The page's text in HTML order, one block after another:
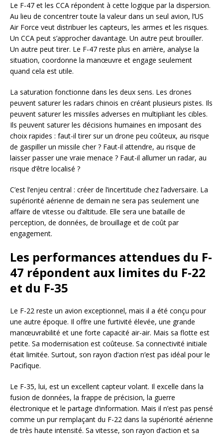
Le F-47 et les CCA répondent à cette logique par la dispersion.
Au lieu de concentrer toute la valeur dans un seul avion, l’US
Air Force veut distribuer les capteurs, les armes et les risques.
Un CCA peut s’approcher davantage. Un autre peut brouiller.
Un autre peut tirer. Le F-47 reste plus en arrière, analyse la
situation, coordonne la manœuvre et engage seulement
quand cela est utile.
La saturation fonctionne dans les deux sens. Les drones
peuvent saturer les radars chinois en créant plusieurs pistes. Ils
peuvent saturer les missiles adverses en multipliant les cibles.
Ils peuvent saturer les décisions humaines en imposant des
choix rapides : faut-il tirer sur un drone peu coûteux, au risque
de gaspiller un missile cher ? Faut-il attendre, au risque de
laisser passer une vraie menace ? Faut-il allumer un radar, au
risque d’être localisé ?
C’est l’enjeu central : créer de l’incertitude chez l’adversaire. La
supériorité aérienne de demain ne sera pas seulement une
affaire de vitesse ou d’altitude. Elle sera une bataille de
perception, de données, de brouillage et de coût par
engagement.
Les performances attendues du F-
47 répondent aux limites du F-22
et du F-35
Le F-22 reste un avion exceptionnel, mais il a été conçu pour
une autre époque. Il offre une furtivité élevée, une grande
manœuvrabilité et une forte capacité air-air. Mais sa flotte est
petite. Sa modernisation est coûteuse. Sa connectivité initiale
était limitée. Surtout, son rayon d’action n’est pas idéal pour le
Pacifique.
Le F-35, lui, est un excellent capteur volant. Il excelle dans la
fusion de données, la frappe de précision, la guerre
électronique et le partage d’information. Mais il n’est pas pensé
comme un pur remplaçant du F-22 dans la supériorité aérienne
de très haute intensité. Sa vitesse, son rayon d’action et sa